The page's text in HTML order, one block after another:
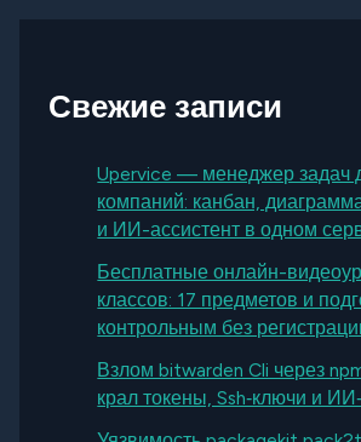
Свежие записи
Upervice — менеджер задач
компаний: канбан,
и ИИ-ассистент в одном
Бесплатные онлайн-
классов: 17 предметов и
контрольным без
Взлом bitwarden Cli через
крал токены, Ssh‑ключи и